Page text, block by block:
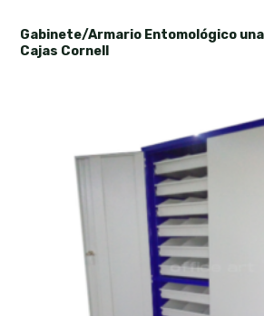
Gabinete/Armario Entomológico
Cajas Cornell